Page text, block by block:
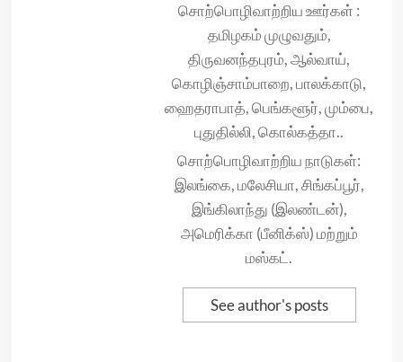
சொற்பொழிவாற்றிய ஊர்கள் :
தமிழகம் முழுவதும்,
திருவனந்தபுரம், ஆல்வாய்,
கொழிஞ்சாம்பாறை, பாலக்காடு,
ஹைதராபாத், பெங்களூர், மும்பை,
புதுதில்லி, கொல்கத்தா..
சொற்பொழிவாற்றிய நாடுகள்:
இலங்கை, மலேசியா, சிங்கப்பூர்,
இங்கிலாந்து (இலண்டன்),
அமெரிக்கா (பீனிக்ஸ்) மற்றும்
மஸ்கட்.
See author's posts